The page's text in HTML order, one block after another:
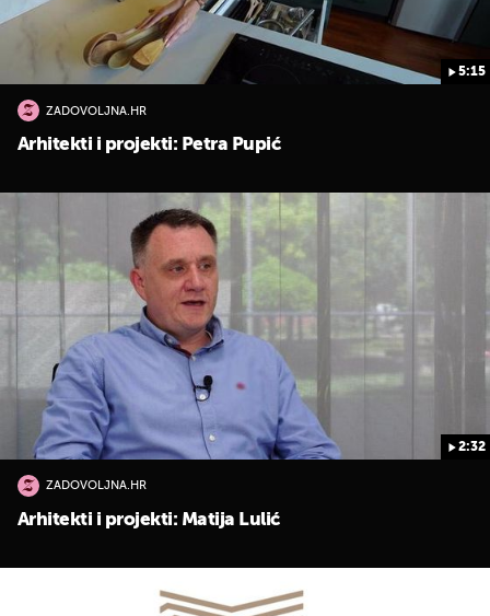
5:15
ZADOVOLJNA.HR
Arhitekti i projekti: Petra Pupić
2:32
ZADOVOLJNA.HR
Arhitekti i projekti: Matija Lulić